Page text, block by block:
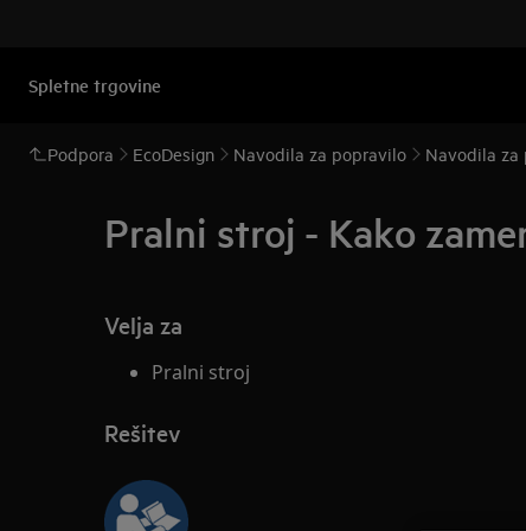
Spletne trgovine
Podpora EcoDesign Navodila za popravilo Navodila za
Pralni stroj - Kako
Velja za
Pralni stroj
Rešitev